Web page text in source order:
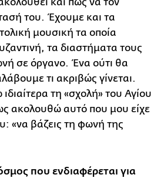
και πώς να τον
του. Έχουμε και τα
μουσική τα οποία
τα διαστήματα τους
σε όργανο. Ένα ούτι θα
τι ακριβώς γίνεται.
τη «σχολή» του Αγίου
ακολουθώ αυτό που μου είχε
«να βάζεις τη φωνή της
που ενδιαφέρεται για